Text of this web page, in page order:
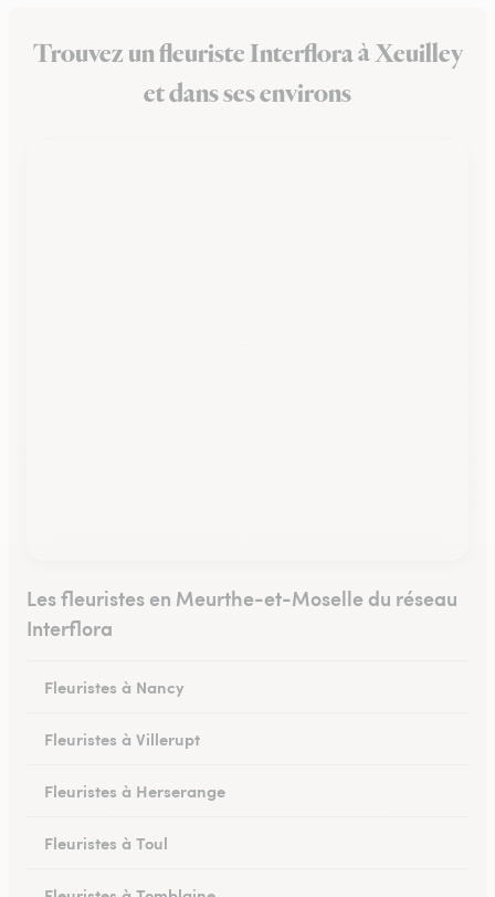
Trouvez un fleuriste Interflora à Xeuilley
et dans ses environs
Les fleuristes en Meurthe-et-Moselle du réseau
Interflora
Fleuristes à Nancy
Fleuristes à Villerupt
Fleuristes à Herserange
Fleuristes à Toul